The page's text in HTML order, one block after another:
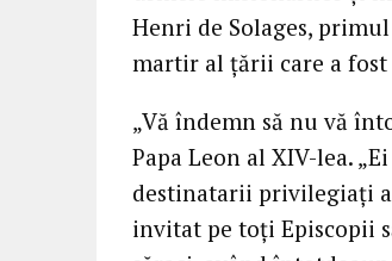
Henri de Solages,
martir al țării care a fost
„Vă îndemn să nu vă
Papa Leon al XIV-lea.
destinatarii privilegiați
invitat pe toți Episcopii